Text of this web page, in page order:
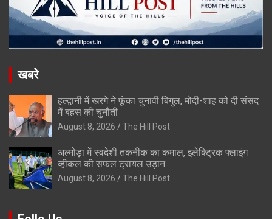
खबरे
हल्द्वानी में खरगे ने फूंका चुनावी बिगुल, मोदी-शाह को दी संसद
में बहस की चुनौती
August 8, 2026 The Hill Post
अल्मोड़ा में स्वदेशी तकनीक का कमाल, इलेक्ट्रिक फ्लाइंग
व्हीकल की सफल ट्रायल उड़ान
August 8, 2026 The Hill Post